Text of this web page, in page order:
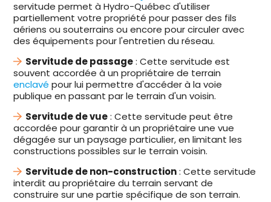
servitude permet à Hydro-Québec d'utiliser
partiellement votre propriété pour passer des fils
aériens ou souterrains ou encore pour circuler avec
des équipements pour l'entretien du réseau.
Servitude de passage: Cette servitude est
souvent accordée à un propriétaire de terrain
enclavé pour lui permettre d'accéder à la voie
publique en passant par le terrain d'un voisin.
Servitude de vue: Cette servitude peut être
accordée pour garantir à un propriétaire une vue
dégagée sur un paysage particulier, en limitant les
constructions possibles sur le terrain voisin.
Servitude de non-construction: Cette servitude
interdit au propriétaire du terrain servant de
construire sur une partie spécifique de son terrain.